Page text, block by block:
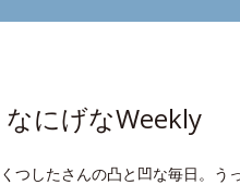
にげなWeekly
つしたさんの凸と凹な毎日。う